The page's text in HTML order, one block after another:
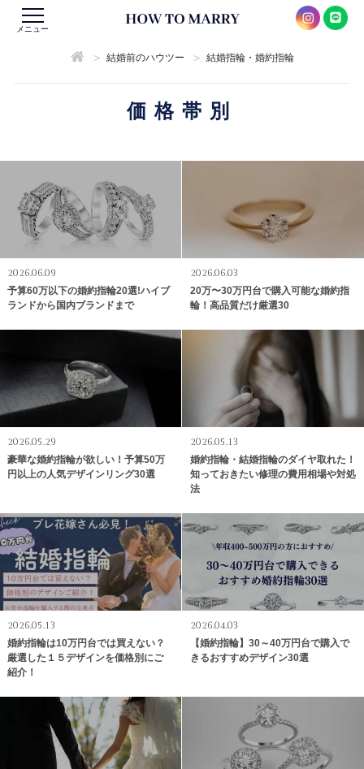
メニュー
> 結婚前のハウツー > 結婚指輪・婚約指輪
価格帯別
2026.06.09
予算60万以下の婚約指輪20選!ハイブ
ランドから国内ブランドまで
2026.06.03
20万〜30万円台で購入可能な婚約指
輪！高品質だけ厳選30
2026.05.29
豪華な婚約指輪が欲しい！予算50万
円以上の人気デザインリング30選
2026.05.13
婚約指輪・結婚指輪のダイヤ取れた！
知っておきたい修理の費用相場や対処
法
2026.05.13
婚約指輪は10万円台では買えない？
厳選した１５デザインを価格別にご
紹介！
2026.04.03
【婚約指輪】30～40万円台で購入で
きるおすすめデザイン30選